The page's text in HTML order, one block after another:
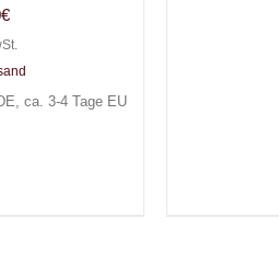
€
ca. 3-4 Tage EU